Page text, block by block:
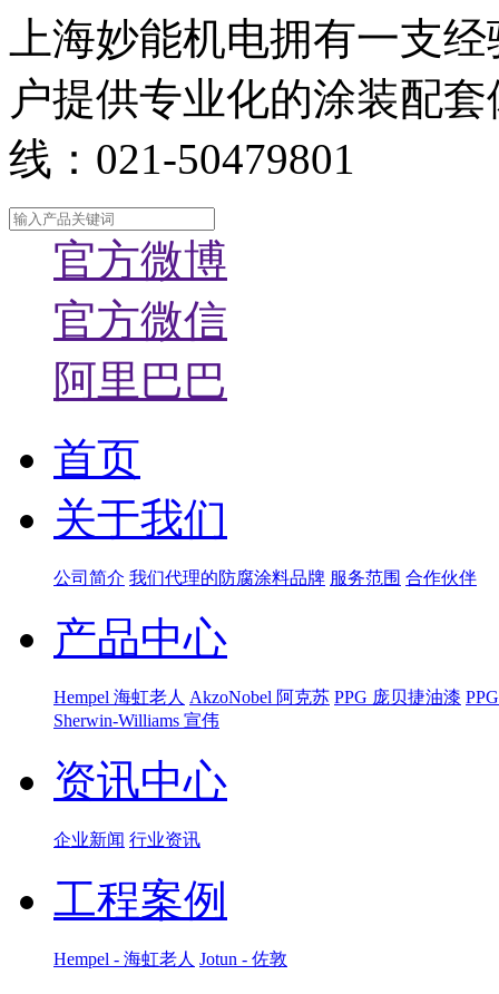
上海妙能机电拥有一支
户提供专业化的涂装配
线：021-50479801
官方微博
官方微信
阿里巴巴
首页
关于我们
公司简介 我们代理的防腐涂料品牌 服务范围 合作伙伴
产品中心
Hempel 海虹老人 AkzoNobel 阿克苏 PPG 庞贝捷油漆
Sherwin-Williams 宣伟
资讯中心
企业新闻 行业资讯
工程案例
Hempel - 海虹老人 Jotun - 佐敦